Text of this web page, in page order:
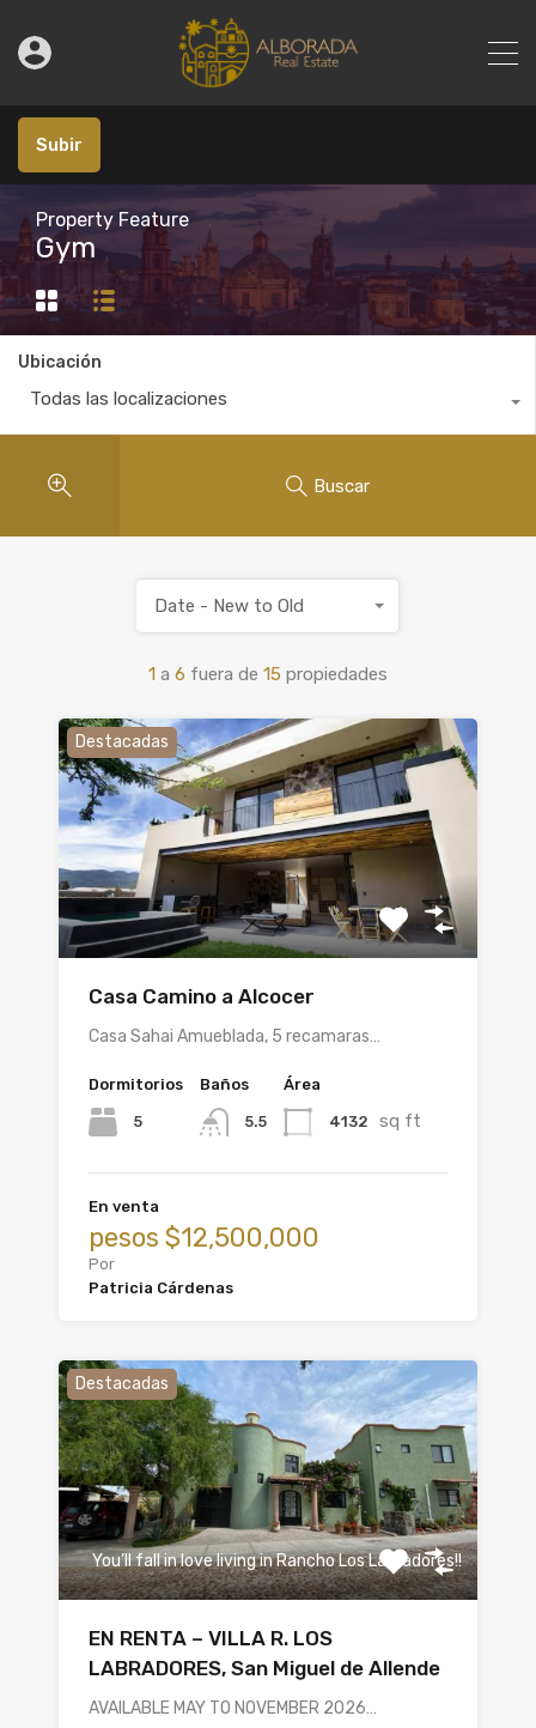
Subir
Property Feature
Gym
Ubicación
Todas las localizaciones
Buscar
1 a 6 fuera de 15 propiedades
Date - New to Old
Destacadas
Casa Camino a Alcocer
Casa Sahai Amueblada, 5 recamaras…
Dormitorios
5
Baños
5.5
Área
4132 sq ft
En venta
pesos $12,500,000
Por
Patricia Cárdenas
Destacadas
You’ll fall in love living in Rancho Los Labradores!!
EN RENTA – VILLA R. LOS
LABRADORES, San Miguel de Allende
AVAILABLE MAY TO NOVEMBER 2026…